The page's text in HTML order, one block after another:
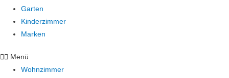
Garten
Kinderzimmer
Marken
Menü
Wohnzimmer